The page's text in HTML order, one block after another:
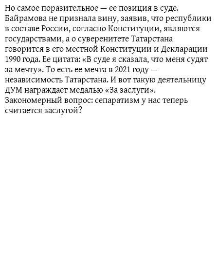
Но самое поразительное — ее позиция в суде.
Байрамова не признала вину, заявив, что республики
в составе России, согласно Конституции, являются
государствами, а о суверенитете Татарстана
говорится в его местной Конституции и Декларации
1990 года. Ее цитата: «В суде я сказала, что меня судят
за мечту». То есть ее мечта в 2021 году —
независимость Татарстана. И вот такую деятельницу
ДУМ награждает медалью «За заслуги».
Закономерный вопрос: сепаратизм у нас теперь
считается заслугой?